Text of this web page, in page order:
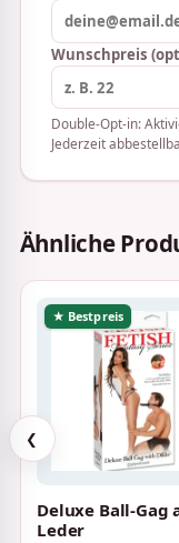
Wunschpreis
Double-Opt-in:
Jederzeit
Ähnliche
❮
★ Bestpreis
Deluxe Ball-Gag
Leder